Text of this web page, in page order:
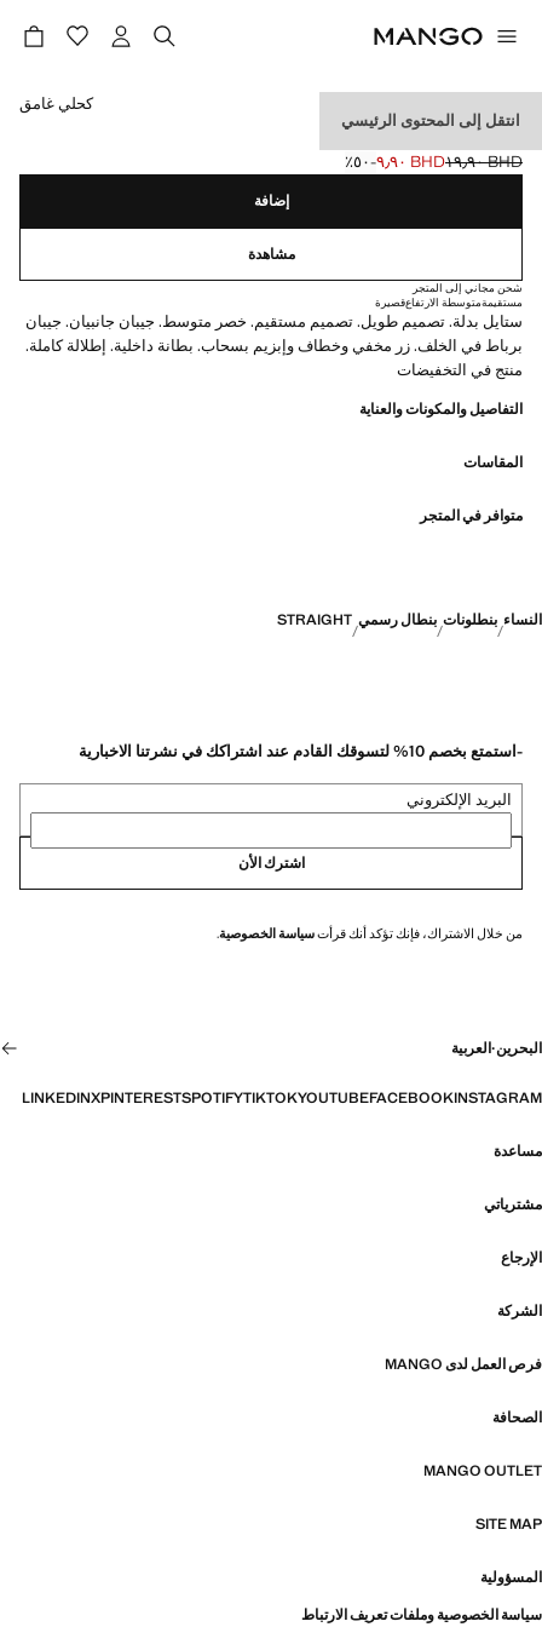
انتقل إلى المحتوى الرئيسي
بنطلون بدلة بخصر متوسط
السعر الأول محذوف [BHD ١٩٫٩٠ ]
BHD ١٩٫٩٠
السعر الحالي [BHD ٩٫٩٠ ]BHD ٩٫٩٠ ؜-٥٠٪؜
حدد اللون
كحلي غامق
إضافة
مشاهدة
شحن مجاني إلى المتجر
مستقيمةمتوسطة الارتفاعقصيرة
ستايل بدلة. تصميم طويل. تصميم مستقيم. خصر متوسط. جيبان جانبيان. جيبان
برباط في الخلف. زر مخفي وخطاف وإبزيم بسحاب. بطانة داخلية. إطلالة كاملة.
منتج في التخفيضات
التفاصيل والمكونات والعناية
المقاسات
متوافر في المتجر
النساء بنطلونات بنطال رسمي STRAIGHT
-استمتع بخصم 10% لتسوقك القادم عند اشتراكك في نشرتنا الاخبارية
البريد الإلكتروني
اشترك الأن
من خلال الاشتراك، فإنك تؤكد أنك قرأتسياسة الخصوصية.
البحرين·العربية
INSTAGRAM
FACEBOOK
YOUTUBE
TIKTOK
SPOTIFY
PINTEREST
X
LINKEDIN
مساعدة
مشترياتي
الإرجاع
الشركة
فرص العمل لدى MANGO
الصحافة
MANGO OUTLET
SITE MAP
المسؤولية
سياسة الخصوصية وملفات تعريف الارتباط